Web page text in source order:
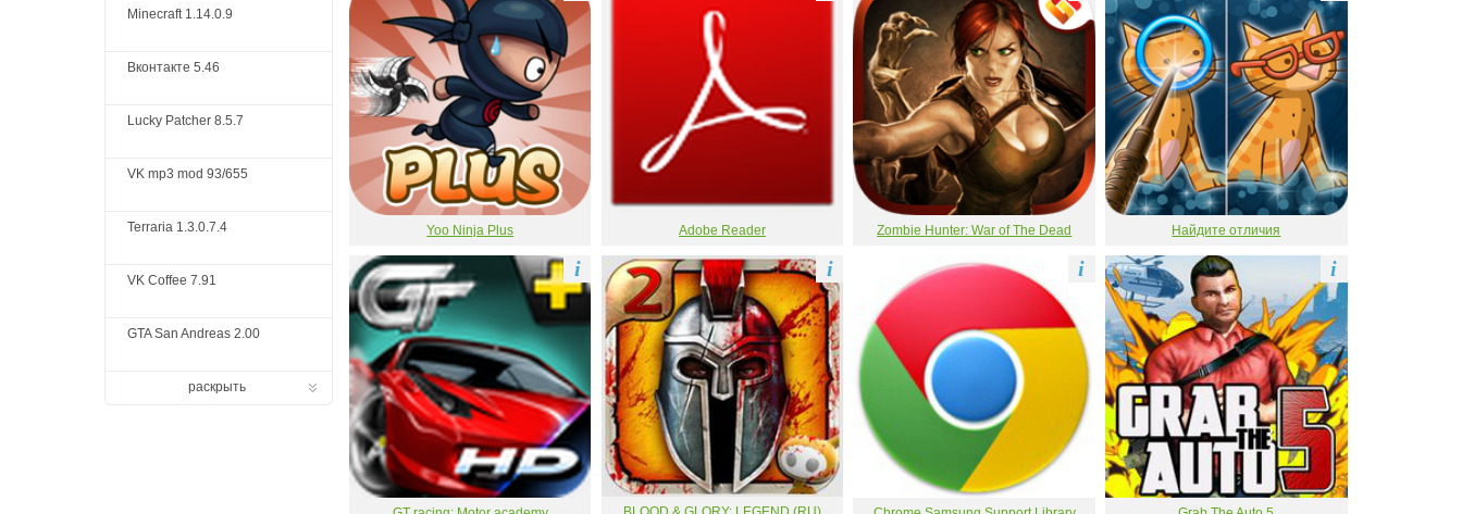
Yoo Ninja Plus Adobe Reader Zombie Hunter: War of The Dead Найдите отличия
i i i i
Minecraft 1.14.0.9
Вконтакте 5.46
Lucky Patcher 8.5.7
VK mp3 mod 93/655
Terraria 1.3.0.7.4
VK Coffee 7.91
GTA San Andreas 2.00
раскрыть